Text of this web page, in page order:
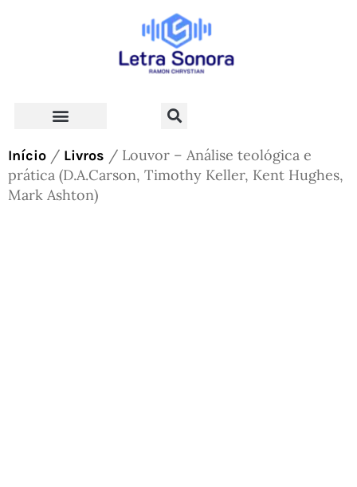
Início / Livros / Louvor – Análise teológica e
prática (D.A.Carson, Timothy Keller, Kent Hughes,
Mark Ashton)